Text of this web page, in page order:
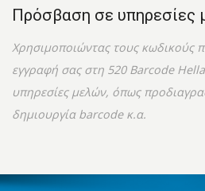
Πρόσβαση σε υπηρεσίες
Χρησιμοποιώντας τους κωδικούς
εγγραφή σας στη 520 Barcode
υπηρεσίες μελών, όπως
δημιουργία barcode κ.α.